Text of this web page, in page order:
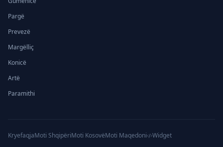
Pargë
Prevezë
Margëlliç
Konicë
Artë
Paramithi
KryefaqjaMoti ShqipëriMoti KosovëMoti Maqedoni Widget